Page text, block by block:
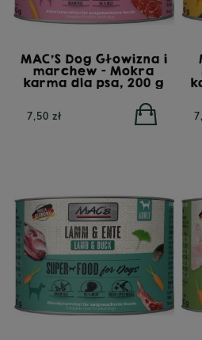
MAC'S Dog Głowizna i
marchew - Mokra
karma dla psa, 200 g
7,50 zł